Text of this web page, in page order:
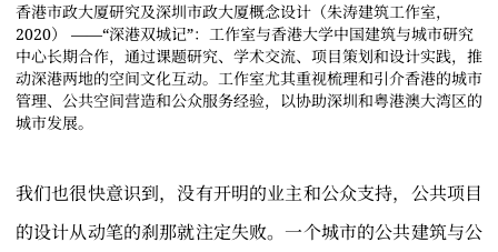
香港市政大厦研究及深圳市政大厦概念设计（朱涛建筑工作室，
2020） ——“深港双城记”：工作室与香港大学中国建筑与城市研究
中心长期合作，通过课题研究、学术交流、项目策划和设计实践，推
动深港两地的空间文化互动。工作室尤其重视梳理和引介香港的城市
管理、公共空间营造和公众服务经验，以协助深圳和粤港澳大湾区的
城市发展。
我们也很快意识到，没有开明的业主和公众支持，公共项目
的设计从动笔的刹那就注定失败。一个城市的公共建筑与公